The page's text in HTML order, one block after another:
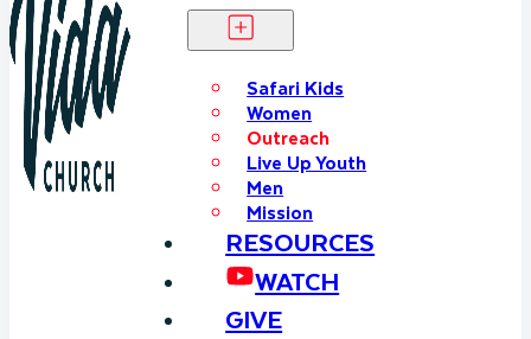
Safari Kids
Women
Outreach
Live Up Youth
Men
Mission
RESOURCES
WATCH
GIVE